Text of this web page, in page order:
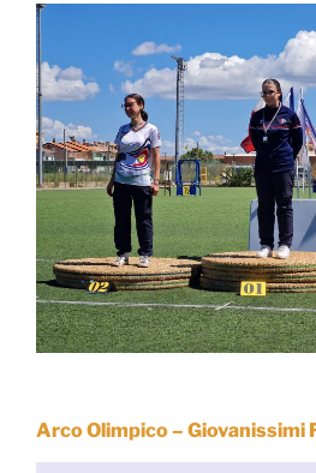
Arco Olimpico – Giovanissimi